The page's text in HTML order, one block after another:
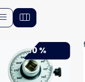
-50 %